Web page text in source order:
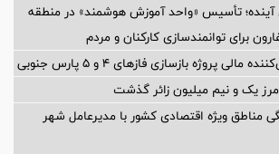
آینده؛ تأسیس «واحد آموزش هوشمند» در منطقه
برای توانمندسازی کارکنان و مردم
پروژه بازسازی فازهای ۴ و ۵ پارس جنوبی
یک و نیم میلیون زائر گذشت
مناطق ویژه اقتصادی کشور با مدیرعامل شهر